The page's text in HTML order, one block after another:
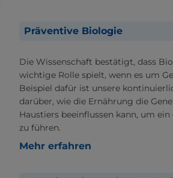
Präventive Biologie
Die Wissenschaft bestätigt, dass
wichtige Rolle spielt, wenn es um
Beispiel dafür ist unsere
darüber, wie die Ernährung die
Haustiers beeinflussen kann, um ein
zu führen.
Mehr erfahren